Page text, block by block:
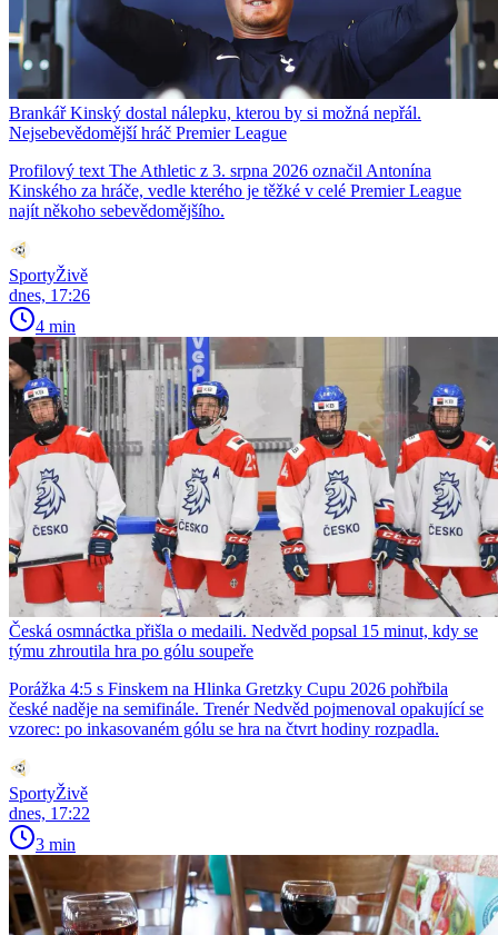
Brankář Kinský dostal nálepku, kterou by si možná nepřál.
Nejsebevědomější hráč Premier League
Profilový text The Athletic z 3. srpna 2026 označil Antonína
Kinského za hráče, vedle kterého je těžké v celé Premier League
najít někoho sebevědomějšího.
SportyŽivě
dnes, 17:26
4 min
Česká osmnáctka přišla o medaili. Nedvěd popsal 15 minut, kdy se
týmu zhroutila hra po gólu soupeře
Porážka 4:5 s Finskem na Hlinka Gretzky Cupu 2026 pohřbila
české naděje na semifinále. Trenér Nedvěd pojmenoval opakující se
vzorec: po inkasovaném gólu se hra na čtvrt hodiny rozpadla.
SportyŽivě
dnes, 17:22
3 min